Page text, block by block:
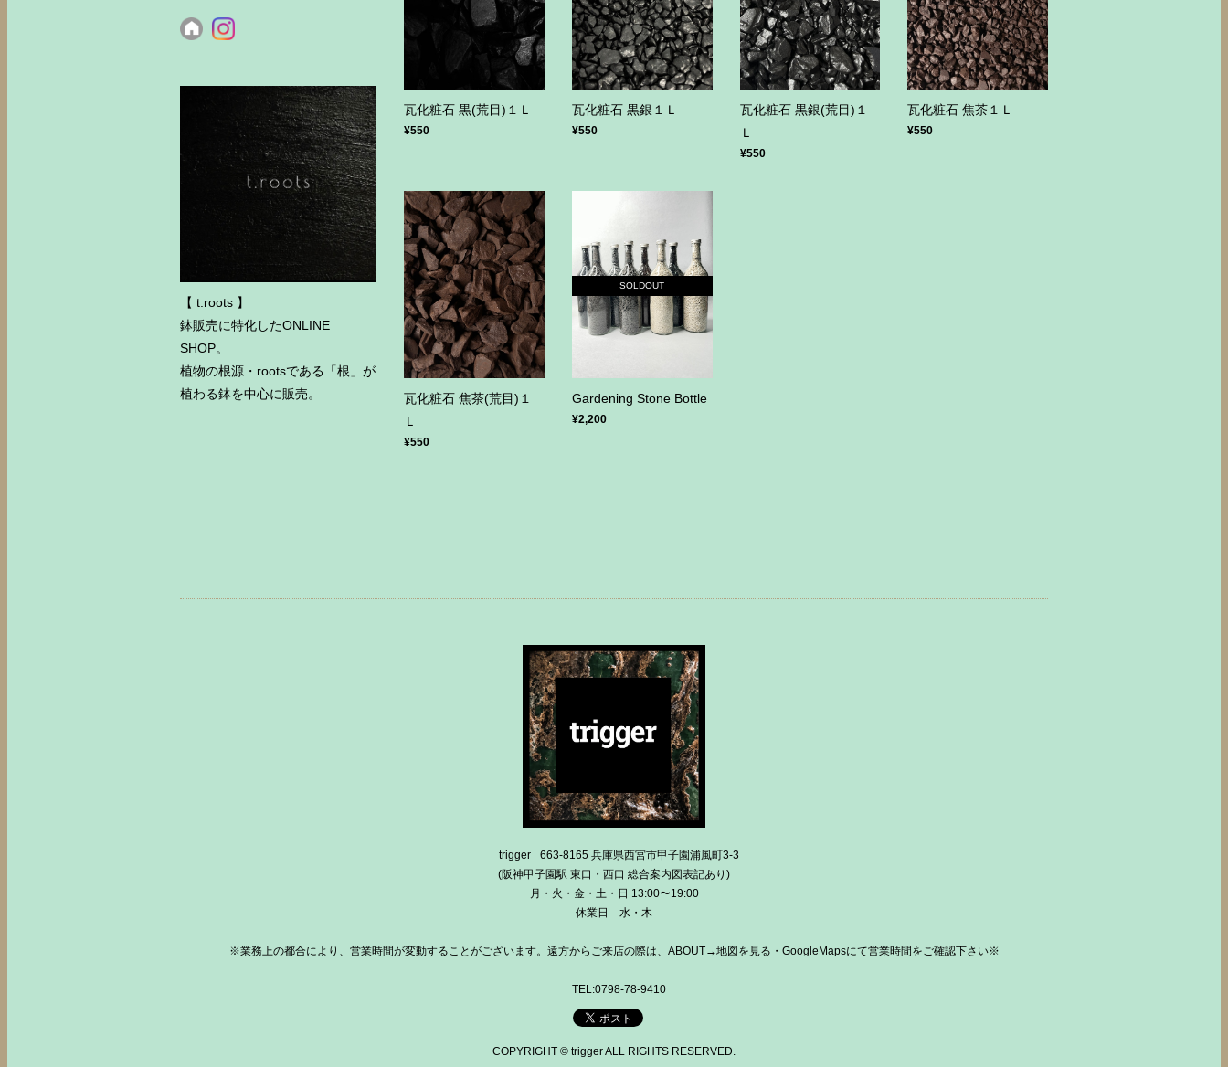
瓦化粧石 黒(荒目)１Ｌ
¥550
瓦化粧石 黒銀１Ｌ
¥550
瓦化粧石 黒銀(荒目)１
Ｌ
¥550
瓦化粧石 焦茶１Ｌ
¥550
瓦化粧石 焦茶(荒目)１
Ｌ
¥550
SOLDOUT
Gardening Stone Bottle
¥2,200
【 t.roots 】
鉢販売に特化したONLINE
SHOP。
植物の根源・rootsである「根」が
植わる鉢を中心に販売。
trigger
663-8165 兵庫県西宮市甲子園浦風町3-3
(阪神甲子園駅 東口・西口 総合案内図表記あり)
月・火・金・土・日 13:00〜19:00
休業日 水・木
※業務上の都合により、営業時間が変動することがございます。遠方からご来店の際は、ABOUT→地図を見る・GoogleMapsにて営業時間をご確認下さい※
TEL:0798-78-9410
COPYRIGHT © trigger ALL RIGHTS RESERVED.